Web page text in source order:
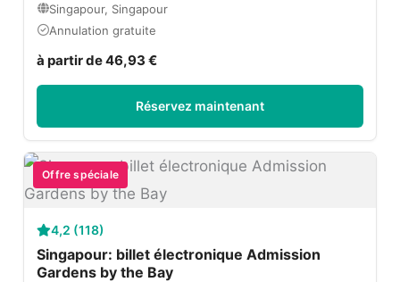
Singapour, Singapour
Annulation gratuite
à partir de 46,93 €
Réservez maintenant
Offre spéciale
4,2 (118)
Singapour: billet électronique Admission
Gardens by the Bay